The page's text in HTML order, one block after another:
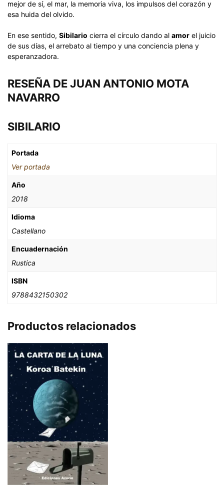
mejor de sí, el mar, la memoria viva, los impulsos del corazón y
esa huida del olvido.
En ese sentido, Sibilario cierra el círculo dando al amor el juicio
de sus días, el arrebato al tiempo y una conciencia plena y
esperanzadora.
RESEÑA DEJUAN ANTONIO MOTA
NAVARRO
SIBILARIO
Portada
Ver portada
Año
2018
Idioma
Castellano
Encuadernación
Rustica
ISBN
9788432150302
Productos relacionados